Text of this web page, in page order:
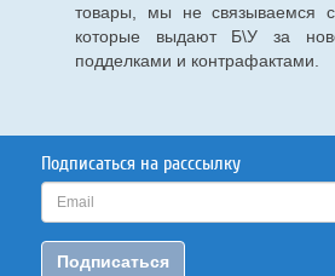
товары, мы не связываемся
которые выдают Б\У за
подделками и контрафактами.
Подписаться на расссылку
Подписаться